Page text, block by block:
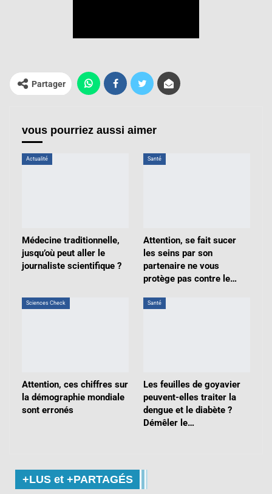
Partager
vous pourriez aussi aimer
Actualité
Médecine traditionnelle,
jusqu’où peut aller le
journaliste scientifique ?
Santé
Attention, se fait sucer
les seins par son
partenaire ne vous
protège pas contre le…
Sciences Check
Attention, ces chiffres sur
la démographie mondiale
sont erronés
Santé
Les feuilles de goyavier
peuvent-elles traiter la
dengue et le diabète ?
Démêler le…
+LUS et +PARTAGÉS